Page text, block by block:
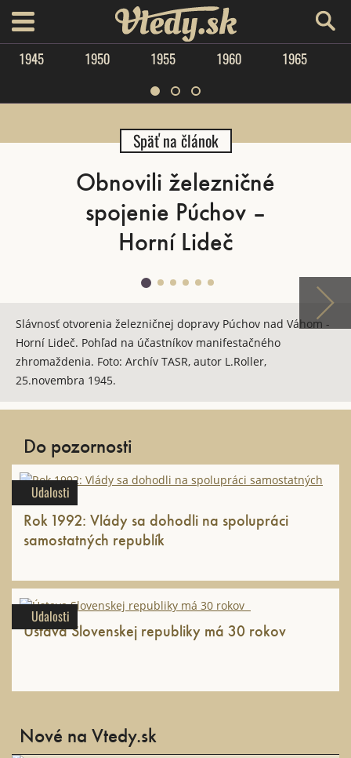
menu Vtedy.sk
1945 1950 1955 1960 1965
Späť na článok
Obnovili železničné
spojenie Púchov –
Horní Lideč
Slávnosť otvorenia železničnej dopravy Púchov nad Váhom -
Horní Lideč. Pohľad na účastníkov manifestačného
zhromaždenia. Foto: Archív TASR, autor L.Roller,
25.novembra 1945.
Do pozornosti
Udalosti
Rok 1992: Vlády sa dohodli na spolupráci
samostatných republík
Udalosti
Nové na Vtedy.sk